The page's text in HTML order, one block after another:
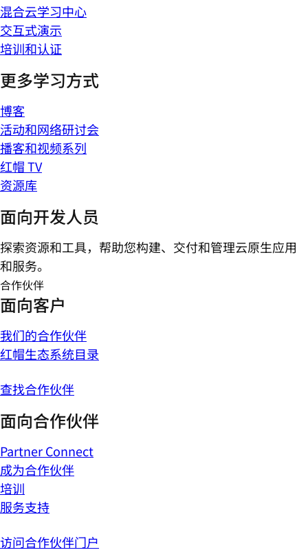
混合云学习中心
交互式演示
培训和认证
更多学习方式
博客
活动和网络研讨会
播客和视频系列
红帽 TV
资源库
面向开发人员
探索资源和工具，帮助您构建、交付和管理云原生应用
和服务。
合作伙伴
面向客户
我们的合作伙伴
红帽生态系统目录
查找合作伙伴
面向合作伙伴
Partner Connect
成为合作伙伴
培训
服务支持
访问合作伙伴门户